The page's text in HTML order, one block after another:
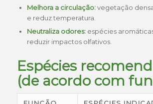
Melhora a circulação:vegetação
e reduz temperatura.
Neutraliza odores:espécies
reduzir impactos olfativos.
Espécies
(de acordo com